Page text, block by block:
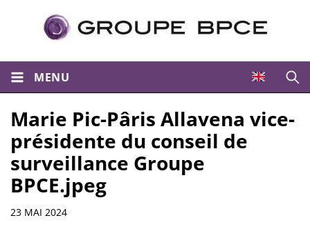
MENU
Marie Pic-Pâris Allavena vice-
présidente du conseil de
surveillance Groupe
BPCE.jpeg
Informations
23 MAI 2024